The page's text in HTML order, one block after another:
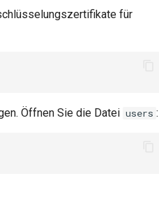
für
Öffnen Sie die Datei users :